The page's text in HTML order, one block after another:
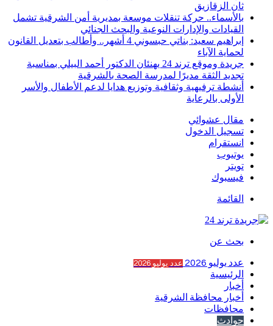
ثان الزقازيق
بالأسماء.. حركة تنقلات موسعة بمديرية أمن الشرقية تشمل
القيادات والإدارات النوعية والبحث الجنائي
إبراهيم سعيد: بناتي حبسوني 4 أشهر.. وأطالب بتعديل القانون
لحماية الآباء
جريدة وموقع ترند 24 يهنئان الدكتور أحمد البيلي بمناسبة
تجديد الثقة مديرًا لمدرسة الصحة بالشرقية
أنشطة ترفيهية وثقافية وتوزيع هدايا لدعم الأطفال والأسر
الأولى بالرعاية
مقال عشوائي
تسجيل الدخول
انستقرام
يوتيوب
تويتر
فيسبوك
القائمة
بحث عن
عدد يوليو 2026 عدد يوليو 2026
الرئيسية
أخبار
أخبار محافظة الشرقية
محافظات
حوادث